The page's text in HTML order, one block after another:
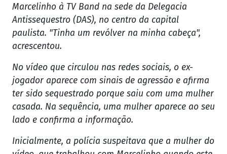
Marcelinho à TV Band na sede da Delegacia
Antissequestro (DAS), no centro da capital
paulista. "Tinha um revólver na minha cabeça",
acrescentou.
No vídeo que circulou nas redes sociais, o ex-
jogador aparece com sinais de agressão e afirma
ter sido sequestrado porque saiu com uma mulher
casada. Na sequência, uma mulher aparece ao seu
lado e confirma a informação.
Inicialmente, a polícia suspeitava que a mulher do